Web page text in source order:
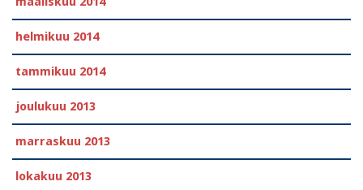
helmikuu 2014
tammikuu 2014
joulukuu 2013
marraskuu 2013
lokakuu 2013